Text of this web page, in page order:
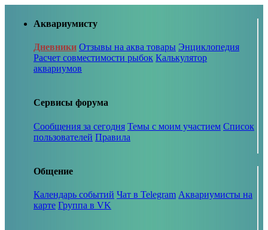
Аквариумисту
Дневники Отзывы на аква товары Энциклопедия
Расчет совместимости рыбок Калькулятор
аквариумов
Сервисы форума
Сообщения за сегодня Темы с моим участием Список
пользователей Правила
Общение
Календарь событий Чат в Telegram Аквариумисты на
карте Группа в VK